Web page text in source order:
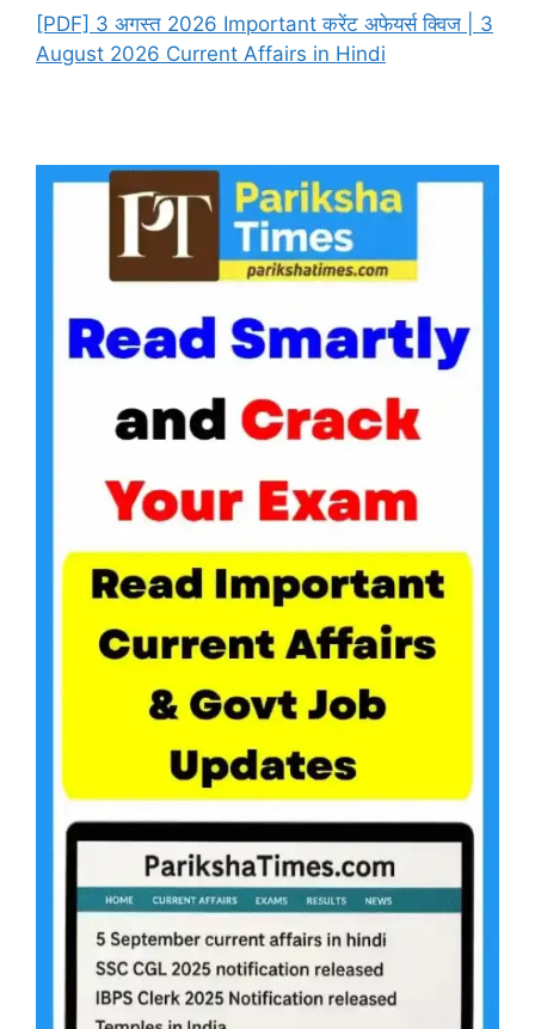
[PDF] 3 अगस्त 2026 Important करेंट अफेयर्स क्विज | 3
August 2026 Current Affairs in Hindi